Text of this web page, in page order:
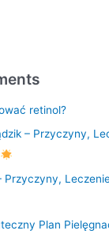
retinol?
– Przyczyny,
Przyczyny,
Plan